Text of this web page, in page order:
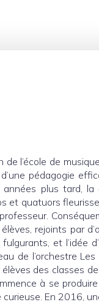
l’école de
pédagogie
plus tard,
et quatuors
rejoints par
et l’idée
de l’orchestre Les
des classes
à se
En 2016,